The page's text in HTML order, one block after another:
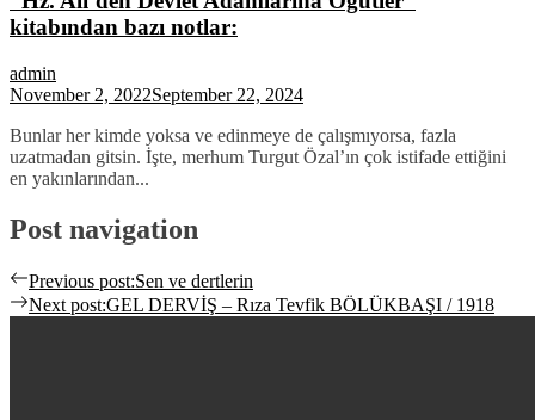
kitabından bazı notlar:
admin
November 2, 2022September 22, 2024
Bunlar her kimde yoksa ve edinmeye de çalışmıyorsa, fazla
uzatmadan gitsin. İşte, merhum Turgut Özal’ın çok istifade ettiğini
en yakınlarından...
Post navigation
Previous post:Sen ve dertlerin
Next post:GEL DERVİŞ – Rıza Tevfik BÖLÜKBAŞI / 1918